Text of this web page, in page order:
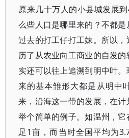
原来几十万人的小县城发展
么些人口是哪里来的？不都
过去的打工仔打工妹。所以
历了从农业向工商业的自发
实还可以往上追溯到明中叶
来的基本雏形大都是从明中
来，沿海这一带的发展，在计
举个简单的例子。如温州，
足1亩，而当时全国平均为